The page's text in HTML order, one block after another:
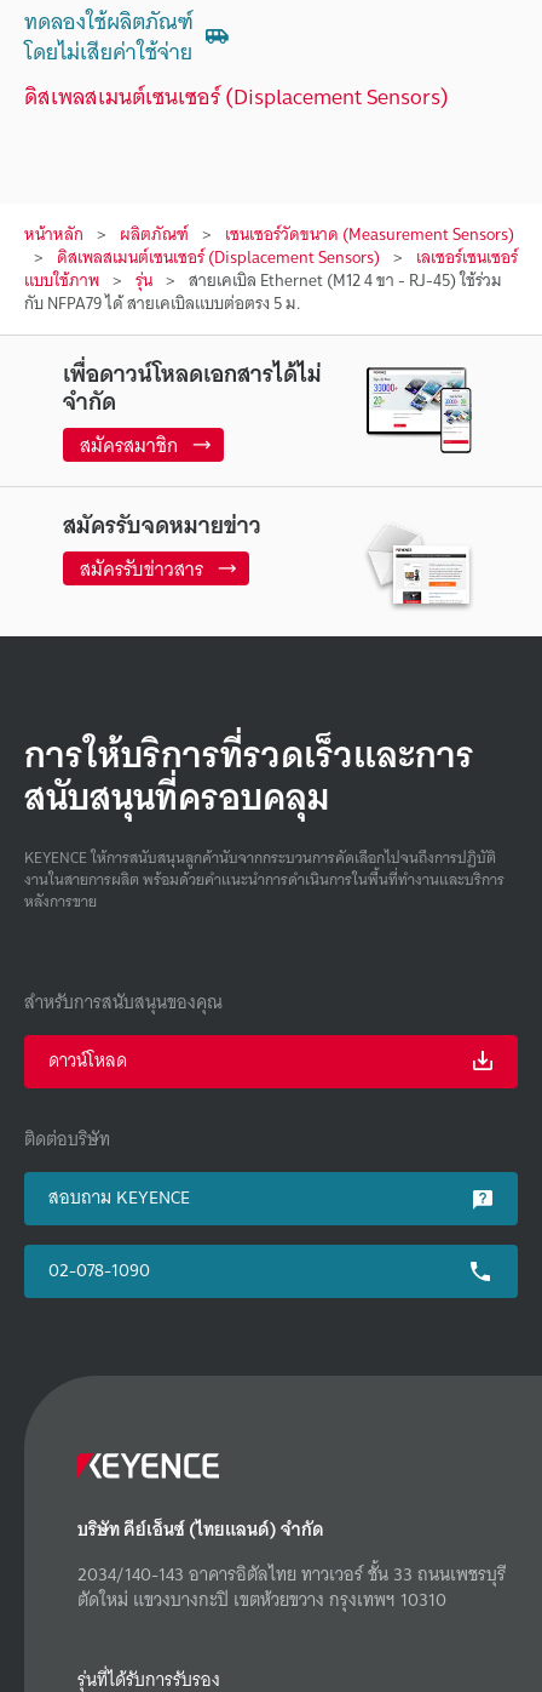
ทดลองใช้ผลิตภัณฑ์
โดยไม่เสียค่าใช้จ่าย
ดิสเพลสเมนต์เซนเซอร์ (Displacement Sensors)
หน้าหลัก ผลิตภัณฑ์ เซนเซอร์วัดขนาด (Measurement Sensors)
ดิสเพลสเมนต์เซนเซอร์ (Displacement Sensors) เลเซอร์เซนเซอร์
แบบใช้ภาพ รุ่น สายเคเบิล Ethernet (M12 4 ขา - RJ-45) ใช้ร่วม
กับ NFPA79 ได้ สายเคเบิลแบบต่อตรง 5 ม.
เพื่อดาวน์โหลดเอกสารได้ไม่
จำกัด
สมัครสมาชิก
สมัครรับจดหมายข่าว
สมัครรับข่าวสาร
การให้บริการที่รวดเร็วและการ
สนับสนุนที่ครอบคลุม
KEYENCE ให้การสนับสนุนลูกค้านับจากกระบวนการคัดเลือกไปจนถึงการปฏิบัติ
งานในสายการผลิต พร้อมด้วยคําแนะนําการดําเนินการในพื้นที่ทํางานและบริการ
หลังการขาย
สำหรับการสนับสนุนของคุณ
ดาวน์โหลด
ติดต่อบริษัท
สอบถาม KEYENCE
02-078-1090
บริษัท คีย์เอ็นซ์ (ไทยแลนด์) จำกัด
2034/140-143 อาคารอิตัลไทย ทาวเวอร์ ชั้น 33 ถนนเพชรบุรี
ตัดใหม่ แขวงบางกะปิ เขตห้วยขวาง กรุงเทพฯ 10310
รุ่นที่ได้รับการรับรอง